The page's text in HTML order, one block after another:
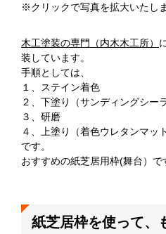
※クリックで写真を拡大いたしま
木工塗装の専門（内木木工所）
装しています。
手順としては、
１、ステイン着色
２、下塗り（サンディングシー
３、研磨
４、上塗り（着色ウレタンマッ
です。
おすすめの紙芝居用枠(舞台）で
紙芝居枠を使って、